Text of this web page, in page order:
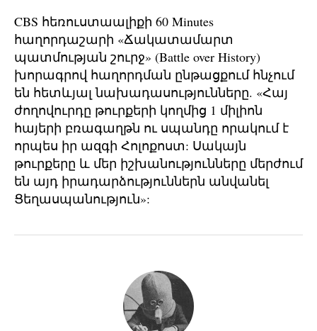
CBS հեռուստաալիքի 60 Minutes
հաղորդաշարի «Ճակատամարտ
պատմության շուրջ» (Battle over History)
խորագրով հաղորդման ընթացքում հնչում
են հետևյալ նախադասությունները. «Հայ
ժողովուրդը թուրքերի կողմից 1 միլիոն
հայերի բռագաղթն ու սպանդը որակում է
որպես իր ազգի Հոլոքոստ: Սակայն
թուրքերը և մեր իշխանությունները մերժում
են այդ իրադարձություններն անվանել
Ցեղասպանություն»: